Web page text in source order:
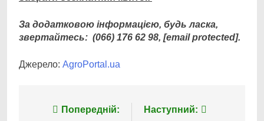
За додатковою інформацією, будь ласка,
звертайтесь: (066) 176 62 98, [email protected].
Джерело: AgroPortal.ua
Навігація
Попередній: Наступний: